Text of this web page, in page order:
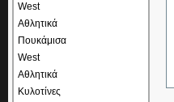
West
Αθλητικά
Πουκάμισα
West
Αθλητικά
Κυλοτίνες